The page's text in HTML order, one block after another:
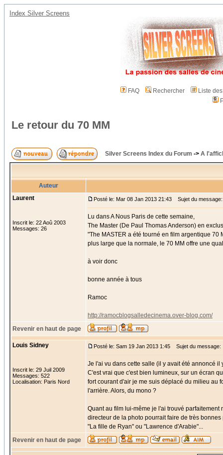
Index Silver Screens
FAQ Rechercher
Liste
Le retour du 70 MM
Silver Screens Index du Forum -> A
Auteur
Laurent
Inscrit le: 22 Aoû 2003
Messages: 26
Posté le: Mar 08 Jan 2013 21:43 Sujet du
Lu dans A Nous Paris de cette semaine,
The Master (De Paul Thomas Anderson) en
"The MASTER a été tourné en film argentique
plus large que la normale, le 70 MM offre une
à voir donc
bonne année à tous
Ramoc
http://ramocblogsalledecinema.over-blog.com/
Revenir en haut de page
Louis Sidney
Inscrit le: 29 Juil 2009
Messages: 522
Localisation: Paris Nord
Posté le: Sam 19 Jan 2013 1:45 Sujet du message:
Je l'ai vu dans cette salle (il y avait été annoncé il
C'est vrai que c'est bien lumineux, sur un écran
fort courant d'air je me suis déplacé du milieu au
l'arrière. Alors, du mono ?
Quant au film lui-même je l'ai trouvé
directeur de la photo pourrait faire de très
"La fille de Ryan" ou "Lawrence d'Arabie"...
Revenir en haut de page